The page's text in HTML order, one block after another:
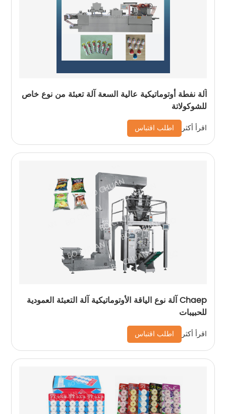
آلة نفطة أوتوماتيكية عالية السعة آلة تعبئة من نوع خاص
للشوكولاتة
اقرأ أكثر اطلب اقتباس
Chaep آلة نوع الياقة الأوتوماتيكية آلة التعبئة العمودية
للحبيبات
اقرأ أكثر اطلب اقتباس